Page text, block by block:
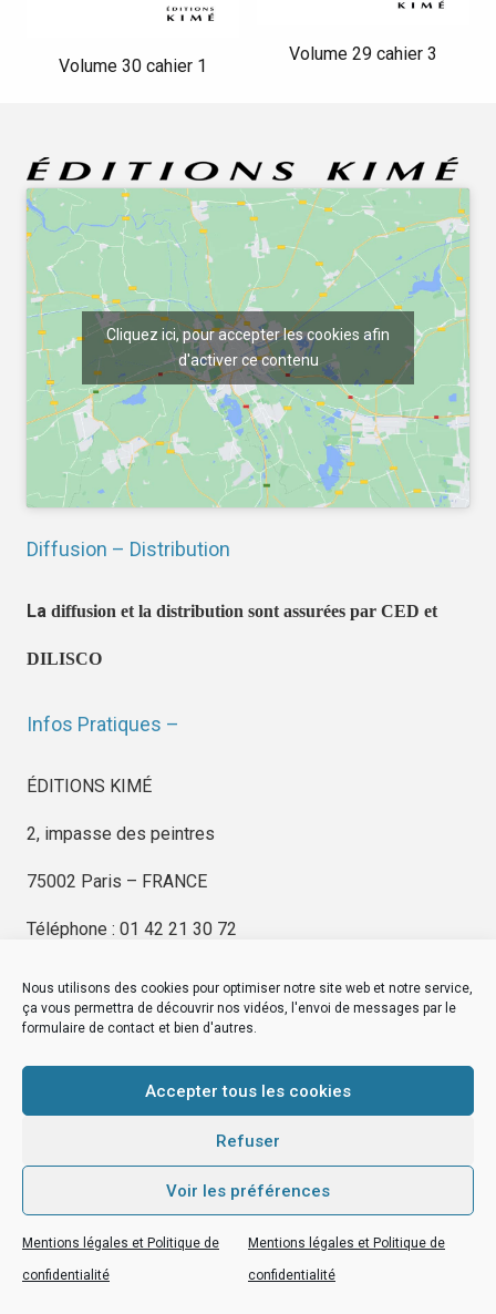
Nous utilisons des cookies pour optimiser notre site web et notre service,
ça vous permettra de découvrir nos vidéos, l'envoi de messages par le
formulaire de contact et bien d'autres.
Accepter tous les cookies
Refuser
Voir les préférences
Mentions légales et Politique de
confidentialité
Mentions légales et Politique de
confidentialité
Volume 30 cahier 1
Volume 29 cahier 3
Cliquez ici, pour accepter les cookies afin
d'activer ce contenu
Diffusion – Distribution
La diffusion et la distribution sont assurées par CED et
DILISCO
Infos Pratiques –
ÉDITIONS KIMÉ
2, impasse des peintres
75002 Paris – FRANCE
Téléphone : 01 42 21 30 72
EDITIONS KIMÉ
Mentions Légales
© byeDovel.com
editionskime.fr
EDITIONS KIMÉ Mentions Légales © byeDovel.com